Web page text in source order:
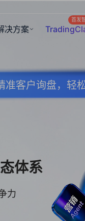
决方案
首发
客户询盘，轻
体系
力